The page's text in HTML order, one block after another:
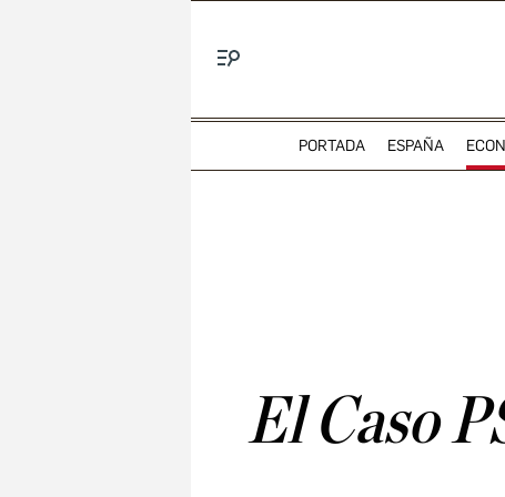
PORTADA ESPAÑA
El Caso